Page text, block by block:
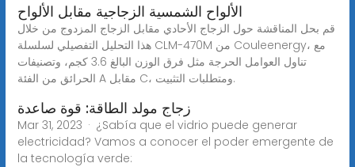
الألواح الشمسية الزجاجية مقابل الألواح
قم بحل المناقشة حول الزجاج الأحادي مقابل الزجاج المزدوج من خلال
هذا التحليل التفصيلي لسلسلة CLM-470M من Couleenergy، مع
تناول العوامل الحرجة مثل فرق الوزن البالغ 3.6 كجم، وتصنيفات
الحرائق من الفئة A مقابل C، ومتطلبات التثبيت.
زجاج مولد الطاقة: قوة صاعدة
Mar 31, 2023 · ¿Sabía que el vidrio puede generar
electricidad? Vamos a conocer el poder emergente de
la tecnología verde: